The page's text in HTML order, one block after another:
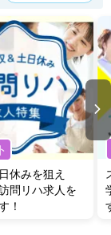
休みを狙え
問リハ求人を
！